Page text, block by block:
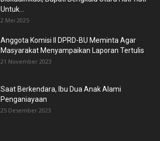
Untuk...
2 Mei 2025
Anggota Komisi II DPRD-BU Meminta Agar
Masyarakat Menyampaikan Laporan Tertulis
21 November 2023
Saat Berkendara, Ibu Dua Anak Alami
Penganiayaan
25 Desember 2023